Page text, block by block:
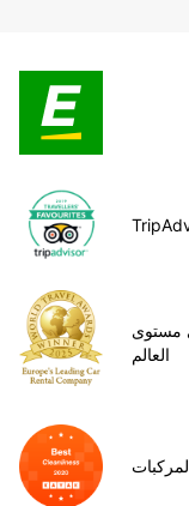
مستوى
العالم